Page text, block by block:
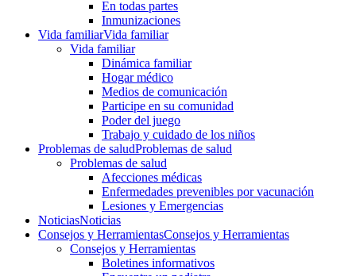
En todas partes
Inmunizaciones
Vida familiarVida familiar
Vida familiar
Dinámica familiar
Hogar médico
Medios de comunicación
Participe en su comunidad
Poder del juego
Trabajo y cuidado de los niños
Problemas de saludProblemas de salud
Problemas de salud
Afecciones médicas
Enfermedades prevenibles por vacunación
Lesiones y Emergencias
NoticiasNoticias
Consejos y HerramientasConsejos y Herramientas
Consejos y Herramientas
Boletines informativos